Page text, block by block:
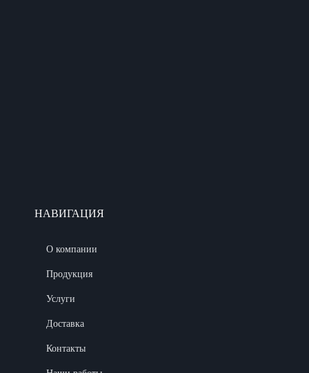
НАВИГАЦИЯ
О компании
Продукция
Услуги
Доставка
Контакты